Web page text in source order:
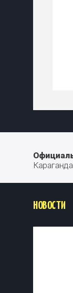
НОВОСТИ